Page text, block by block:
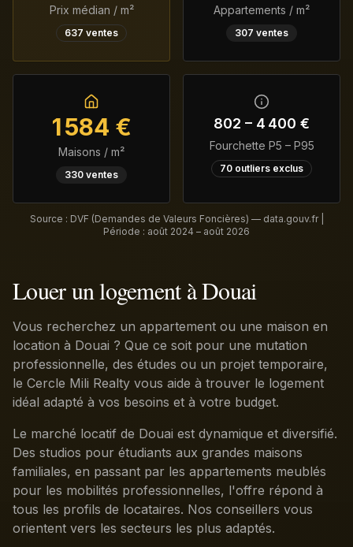
Prix médian / m²
637 ventes
Appartements / m²
307 ventes
1 584 €
Maisons / m²
330 ventes
802 – 4 400 €
Fourchette P5 – P95
70 outliers exclus
Source : DVF (Demandes de Valeurs Foncières) — data.gouv.fr |
Période : août 2024 – août 2026
Louer un logement à Douai
Vous recherchez un appartement ou une maison en
location à Douai ? Que ce soit pour une mutation
professionnelle, des études ou un projet temporaire,
le Cercle Mili Realty vous aide à trouver le logement
idéal adapté à vos besoins et à votre budget.
Le marché locatif de Douai est dynamique et diversifié.
Des studios pour étudiants aux grandes maisons
familiales, en passant par les appartements meublés
pour les mobilités professionnelles, l'offre répond à
tous les profils de locataires. Nos conseillers vous
orientent vers les secteurs les plus adaptés.